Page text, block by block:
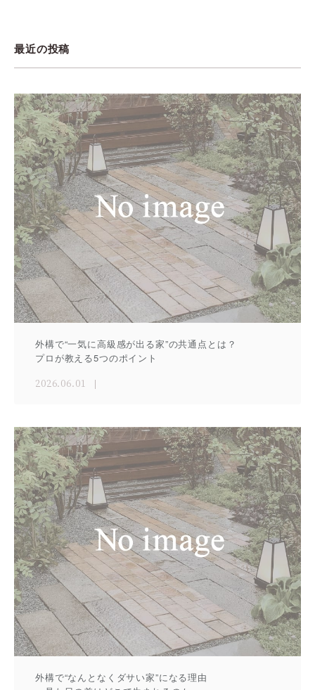
最近の投稿
外構で“一気に高級感が出る家”の共通点とは？
プロが教える5つのポイント
2026.06.01
外構で“なんとなくダサい家”になる理由